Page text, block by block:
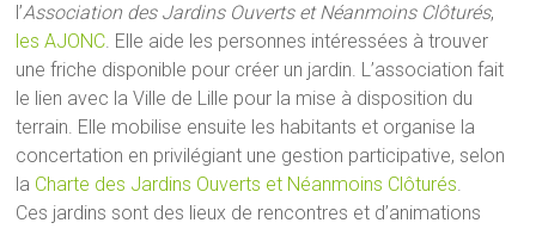
l’Association des Jardins Ouverts et Néanmoins Clôturés,
les AJONC. Elle aide les personnes intéressées à trouver
une friche disponible pour créer un jardin. L’association fait
le lien avec la Ville de Lille pour la mise à disposition du
terrain. Elle mobilise ensuite les habitants et organise la
concertation en privilégiant une gestion participative, selon
la Charte des Jardins Ouverts et Néanmoins Clôturés.
Ces jardins sont des lieux de rencontres et d’animations